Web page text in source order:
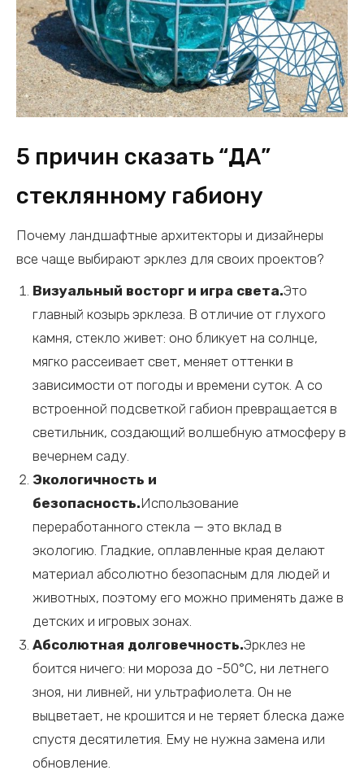
5 причин сказать “ДА”
стеклянному габиону
Почему ландшафтные архитекторы и дизайнеры
все чаще выбирают эрклез для своих проектов?
Визуальный восторг и игра света.Это
главный козырь эрклеза. В отличие от глухого
камня, стекло живет: оно бликует на солнце,
мягко рассеивает свет, меняет оттенки в
зависимости от погоды и времени суток. А со
встроенной подсветкой габион превращается в
светильник, создающий волшебную атмосферу в
вечернем саду.
Экологичность и
безопасность.Использование
переработанного стекла — это вклад в
экологию. Гладкие, оплавленные края делают
материал абсолютно безопасным для людей и
животных, поэтому его можно применять даже в
детских и игровых зонах.
Абсолютная долговечность.Эрклез не
боится ничего: ни мороза до -50°C, ни летнего
зноя, ни ливней, ни ультрафиолета. Он не
выцветает, не крошится и не теряет блеска даже
спустя десятилетия. Ему не нужна замена или
обновление.